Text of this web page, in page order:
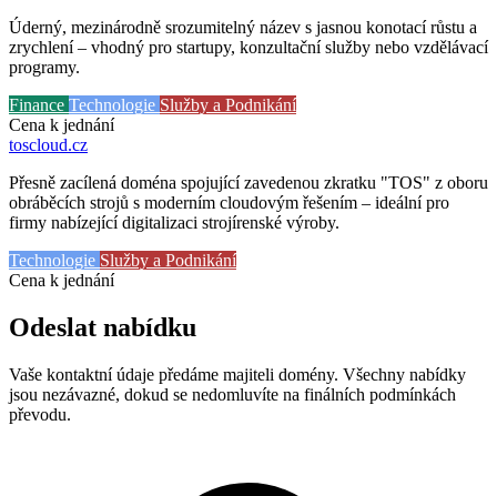
Úderný, mezinárodně srozumitelný název s jasnou konotací růstu a
zrychlení – vhodný pro startupy, konzultační služby nebo vzdělávací
programy.
Finance Technologie Služby a Podnikání
Cena k jednání
toscloud.cz
Přesně zacílená doména spojující zavedenou zkratku "TOS" z oboru
obráběcích strojů s moderním cloudovým řešením – ideální pro
firmy nabízející digitalizaci strojírenské výroby.
Technologie Služby a Podnikání
Cena k jednání
Odeslat nabídku
Vaše kontaktní údaje předáme majiteli domény. Všechny nabídky
jsou nezávazné, dokud se nedomluvíte na finálních podmínkách
převodu.